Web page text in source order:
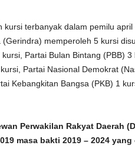
terbanyak dalam pemilu april
memperoleh 5 kursi
Partai Bulan Bintang (PBB)
Partai Nasional Demokrat
Kebangkitan Bangsa (PKB) 1
Perwakilan Rakyat Daerah
masa bakti 2019 – 2024